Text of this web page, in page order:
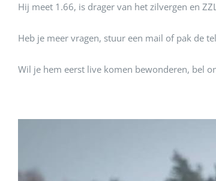
Hij meet 1.66, is drager van het zilvergen en
Heb je meer vragen, stuur een mail of pak de
Wil je hem eerst live komen bewonderen, bel